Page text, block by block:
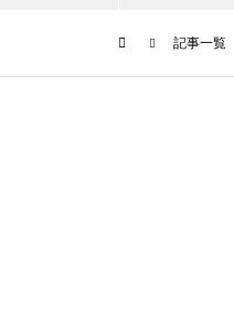
記事一覧